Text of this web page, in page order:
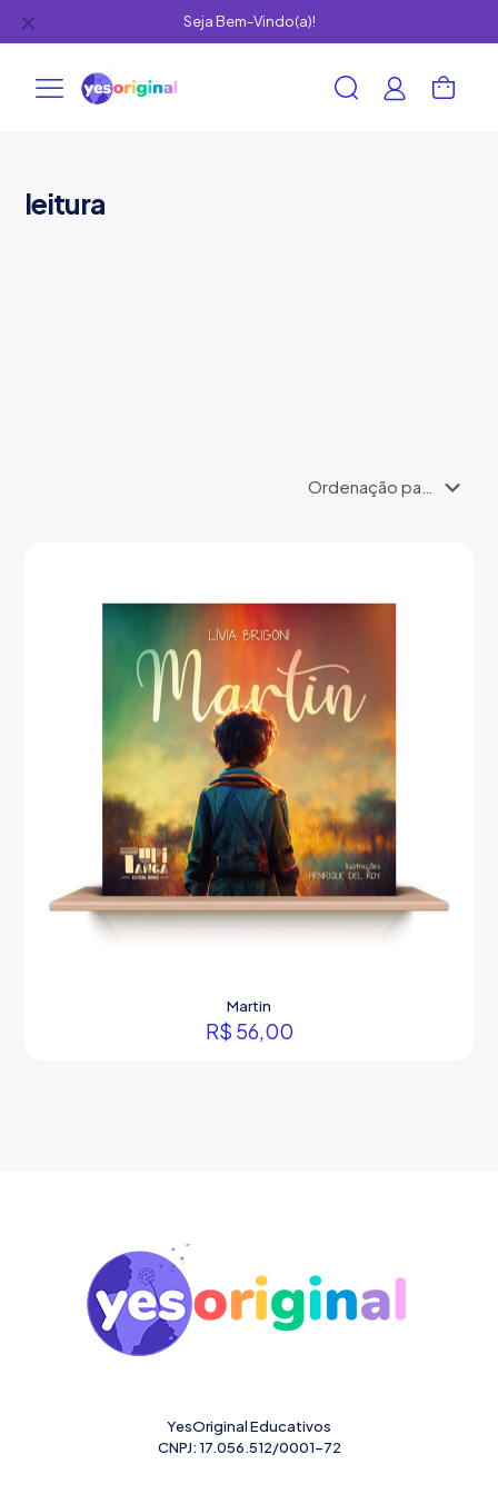
Seja Bem-Vindo(a)!
✕
leitura
Martin
R$ 56,00
YesOriginal Educativos
CNPJ: 17.056.512/0001-72